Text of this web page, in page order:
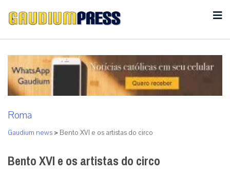
Roma
Gaudium news > Bento XVI e os artistas do circo
Bento XVI e os artistas do circo